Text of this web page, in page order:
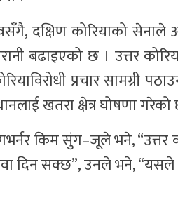
दक्षिण कोरियाको सेनाले
बढाइएको छ । उत्तर
प्रचार
खतरा क्षेत्र घोषणा
किम सुंग–जूले भने,
दिन सक्छ”, उनले भने, “यसले